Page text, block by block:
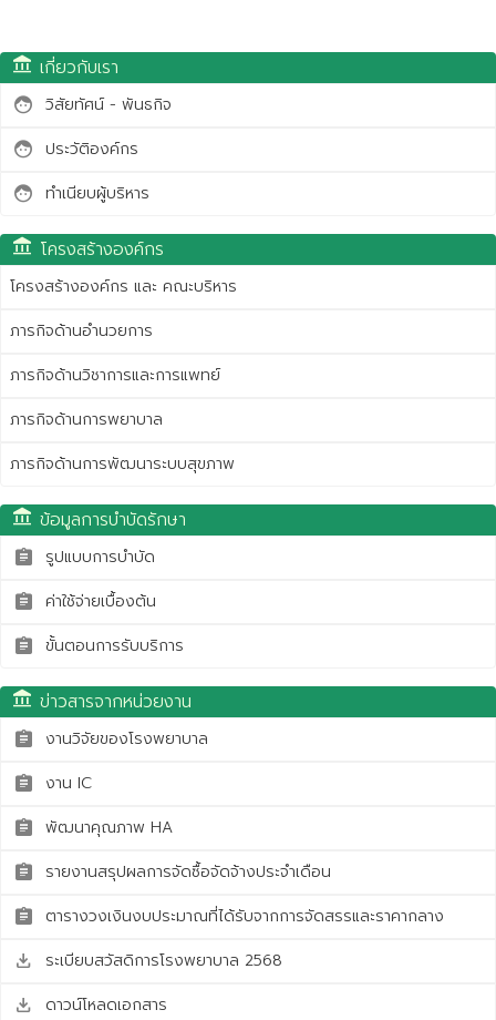
account_balance เกี่ยวกับเรา
face วิสัยทัศน์ - พันธกิจ
face ประวัติองค์กร
face ทำเนียบผู้บริหาร
account_balance โครงสร้างองค์กร
โครงสร้างองค์กร และ คณะบริหาร
ภารกิจด้านอำนวยการ
ภารกิจด้านวิชาการและการแพทย์
ภารกิจด้านการพยาบาล
ภารกิจด้านการพัฒนาระบบสุขภาพ
account_balance ข้อมูลการบำบัดรักษา
assignment รูปแบบการบำบัด
assignment ค่าใช้จ่ายเบื้องต้น
assignment ขั้นตอนการรับบริการ
account_balance ข่าวสารจากหน่วยงาน
assignment งานวิจัยของโรงพยาบาล
assignment งาน IC
assignment พัฒนาคุณภาพ HA
assignment รายงานสรุปผลการจัดซื้อจัดจ้างประจำเดือน
assignment ตารางวงเงินงบประมาณที่ได้รับจากการจัดสรรและราคากลาง
save_alt ระเบียบสวัสดิการโรงพยาบาล 2568
save_alt ดาวน์โหลดเอกสาร